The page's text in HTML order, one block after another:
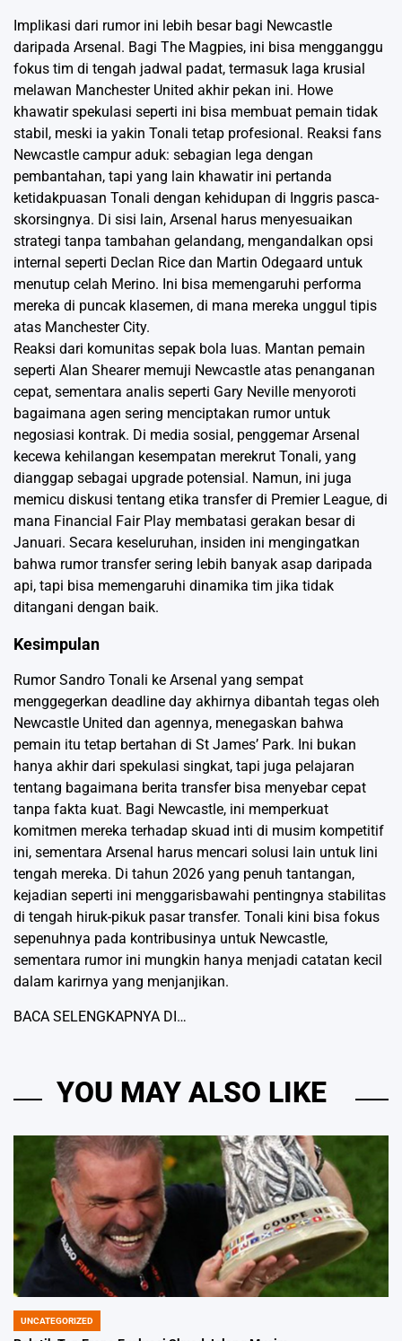
Implikasi dari rumor ini lebih besar bagi Newcastle
daripada Arsenal. Bagi The Magpies, ini bisa mengganggu
fokus tim di tengah jadwal padat, termasuk laga krusial
melawan Manchester United akhir pekan ini. Howe
khawatir spekulasi seperti ini bisa membuat pemain tidak
stabil, meski ia yakin Tonali tetap profesional. Reaksi fans
Newcastle campur aduk: sebagian lega dengan
pembantahan, tapi yang lain khawatir ini pertanda
ketidakpuasan Tonali dengan kehidupan di Inggris pasca-
skorsingnya. Di sisi lain, Arsenal harus menyesuaikan
strategi tanpa tambahan gelandang, mengandalkan opsi
internal seperti Declan Rice dan Martin Odegaard untuk
menutup celah Merino. Ini bisa memengaruhi performa
mereka di puncak klasemen, di mana mereka unggul tipis
atas Manchester City.
Reaksi dari komunitas sepak bola luas. Mantan pemain
seperti Alan Shearer memuji Newcastle atas penanganan
cepat, sementara analis seperti Gary Neville menyoroti
bagaimana agen sering menciptakan rumor untuk
negosiasi kontrak. Di media sosial, penggemar Arsenal
kecewa kehilangan kesempatan merekrut Tonali, yang
dianggap sebagai upgrade potensial. Namun, ini juga
memicu diskusi tentang etika transfer di Premier League, di
mana Financial Fair Play membatasi gerakan besar di
Januari. Secara keseluruhan, insiden ini mengingatkan
bahwa rumor transfer sering lebih banyak asap daripada
api, tapi bisa memengaruhi dinamika tim jika tidak
ditangani dengan baik.
Kesimpulan
Rumor Sandro Tonali ke Arsenal yang sempat
menggegerkan deadline day akhirnya dibantah tegas oleh
Newcastle United dan agennya, menegaskan bahwa
pemain itu tetap bertahan di St James’ Park. Ini bukan
hanya akhir dari spekulasi singkat, tapi juga pelajaran
tentang bagaimana berita transfer bisa menyebar cepat
tanpa fakta kuat. Bagi Newcastle, ini memperkuat
komitmen mereka terhadap skuad inti di musim kompetitif
ini, sementara Arsenal harus mencari solusi lain untuk lini
tengah mereka. Di tahun 2026 yang penuh tantangan,
kejadian seperti ini menggarisbawahi pentingnya stabilitas
di tengah hiruk-pikuk pasar transfer. Tonali kini bisa fokus
sepenuhnya pada kontribusinya untuk Newcastle,
sementara rumor ini mungkin hanya menjadi catatan kecil
dalam karirnya yang menjanjikan.
BACA SELENGKAPNYA DI…
YOU MAY ALSO LIKE
POSTED
UNCATEGORIZED